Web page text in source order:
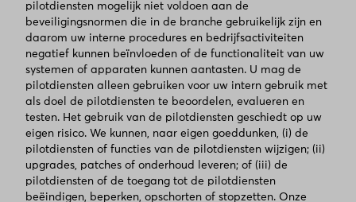
pilotdiensten mogelijk niet voldoen aan de
beveiligingsnormen die in de branche gebruikelijk zijn en
daarom uw interne procedures en bedrijfsactiviteiten
negatief kunnen beïnvloeden of de functionaliteit van uw
systemen of apparaten kunnen aantasten. U mag de
pilotdiensten alleen gebruiken voor uw intern gebruik met
als doel de pilotdiensten te beoordelen, evalueren en
testen. Het gebruik van de pilotdiensten geschiedt op uw
eigen risico. We kunnen, naar eigen goeddunken, (i) de
pilotdiensten of functies van de pilotdiensten wijzigen; (ii)
upgrades, patches of onderhoud leveren; of (iii) de
pilotdiensten of de toegang tot de pilotdiensten
beëindigen, beperken, opschorten of stopzetten. Onze